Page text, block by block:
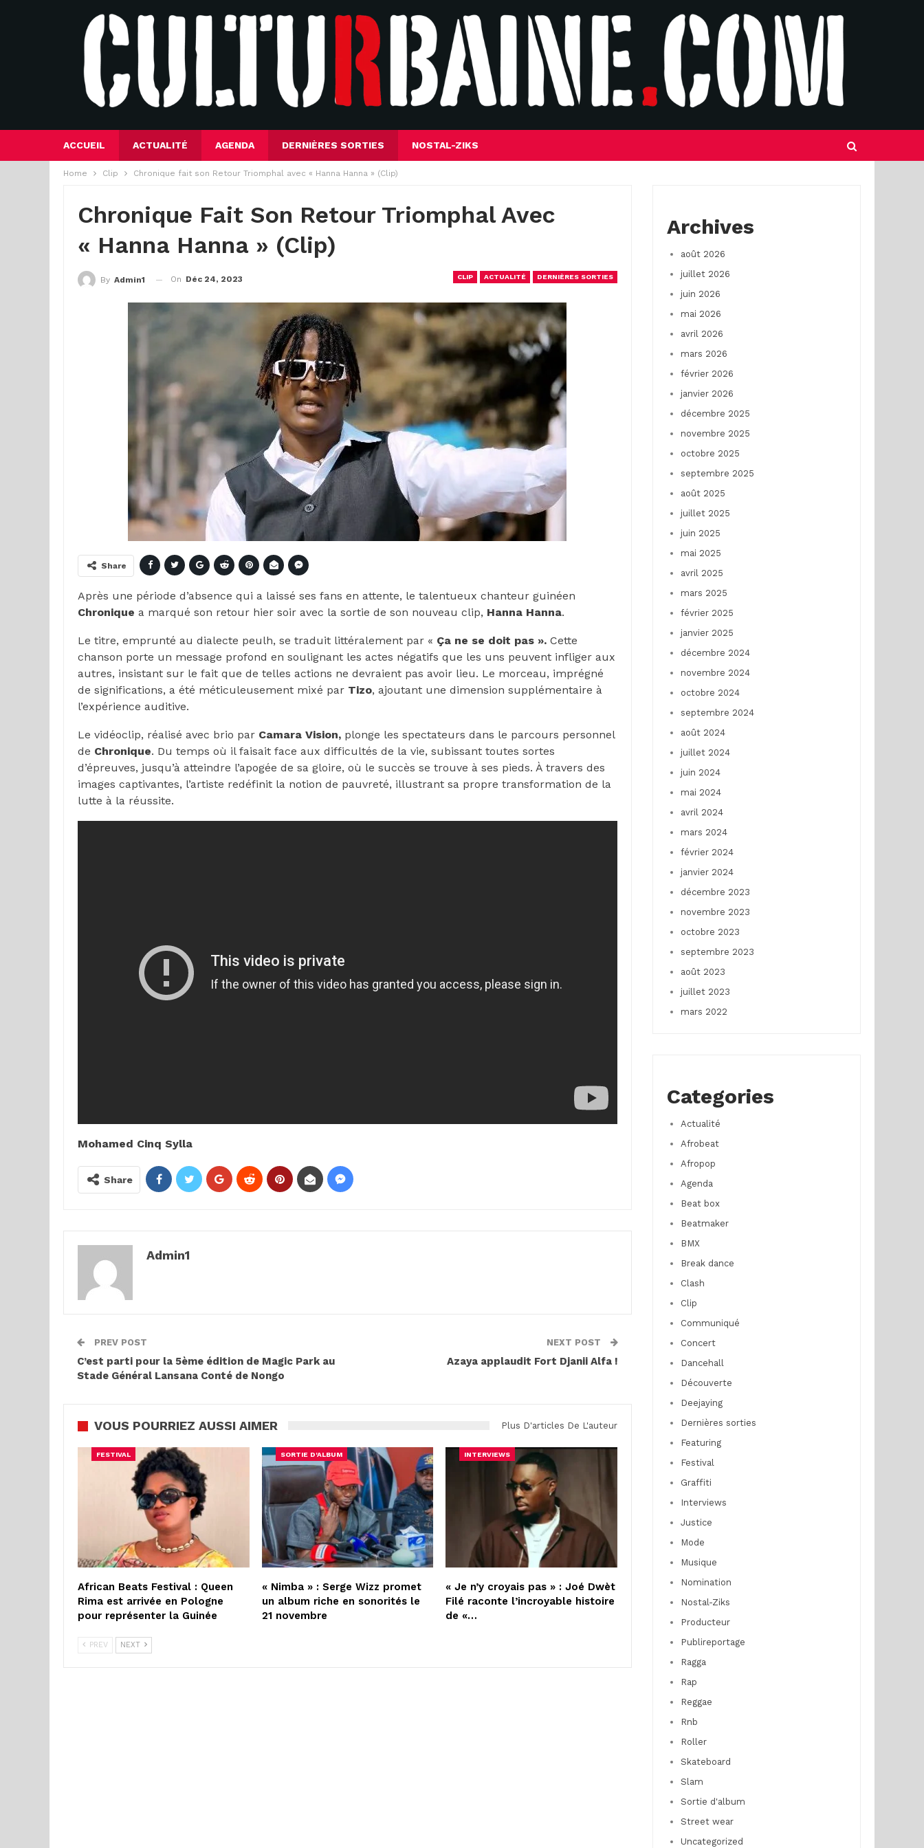
ACCUEIL ACTUALITÉ AGENDA DERNIÈRES SORTIES NOSTAL-ZIKS
Home Clip Chronique fait son Retour Triomphal avec « Hanna Hanna » (Clip)
Chronique Fait Son Retour Triomphal Avec
« Hanna Hanna » (Clip)
CLIP ACTUALITÉ DERNIÈRES SORTIES
By Admin1 On Déc 24, 2023
Share
Après une période d’absence qui a laissé ses fans en attente, le talentueux chanteur guinéen
Chronique a marqué son retour hier soir avec la sortie de son nouveau clip, Hanna Hanna.
Le titre, emprunté au dialecte peulh, se traduit littéralement par « Ça ne se doit pas ». Cette
chanson porte un message profond en soulignant les actes négatifs que les uns peuvent infliger aux
autres, insistant sur le fait que de telles actions ne devraient pas avoir lieu. Le morceau, imprégné
de significations, a été méticuleusement mixé par Tizo, ajoutant une dimension supplémentaire à
l’expérience auditive.
Le vidéoclip, réalisé avec brio par Camara Vision, plonge les spectateurs dans le parcours personnel
de Chronique. Du temps où il faisait face aux difficultés de la vie, subissant toutes sortes
d’épreuves, jusqu’à atteindre l’apogée de sa gloire, où le succès se trouve à ses pieds. À travers des
images captivantes, l’artiste redéfinit la notion de pauvreté, illustrant sa propre transformation de la
lutte à la réussite.
Mohamed Cinq Sylla
Share
Admin1
PREV POST
C’est parti pour la 5ème édition de Magic Park au
Stade Général Lansana Conté de Nongo
NEXT POST
Azaya applaudit Fort Djanii Alfa !
VOUS POURRIEZ AUSSI AIMER Plus D'articles De L'auteur
FESTIVAL
African Beats Festival : Queen
Rima est arrivée en Pologne
pour représenter la Guinée
SORTIE D'ALBUM
« Nimba » : Serge Wizz promet
un album riche en sonorités le
21 novembre
INTERVIEWS
« Je n’y croyais pas » : Joé Dwèt
Filé raconte l’incroyable histoire
de «…
PREV NEXT
Archives
août 2026
juillet 2026
juin 2026
mai 2026
avril 2026
mars 2026
février 2026
janvier 2026
décembre 2025
novembre 2025
octobre 2025
septembre 2025
août 2025
juillet 2025
juin 2025
mai 2025
avril 2025
mars 2025
février 2025
janvier 2025
décembre 2024
novembre 2024
octobre 2024
septembre 2024
août 2024
juillet 2024
juin 2024
mai 2024
avril 2024
mars 2024
février 2024
janvier 2024
décembre 2023
novembre 2023
octobre 2023
septembre 2023
août 2023
juillet 2023
mars 2022
Categories
Actualité
Afrobeat
Afropop
Agenda
Beat box
Beatmaker
BMX
Break dance
Clash
Clip
Communiqué
Concert
Dancehall
Découverte
Deejaying
Dernières sorties
Featuring
Festival
Graffiti
Interviews
Justice
Mode
Musique
Nomination
Nostal-Ziks
Producteur
Publireportage
Ragga
Rap
Reggae
Rnb
Roller
Skateboard
Slam
Sortie d'album
Street wear
Uncategorized